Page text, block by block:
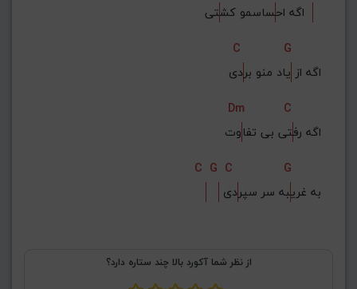
اگه احساسمو کش
C
G
اگه از یاد منو بردی
Dm
C
اگه رفتی بی تفاوت
C G C
G
به غریبه سر سپردی
از نظر شما آکورد بالا چند ستاره دارد؟